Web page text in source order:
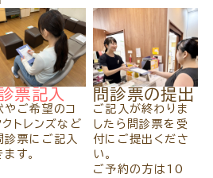
票記入
やご希望のコ
クトレンズなど
診票にご記入
す。
問診票の提出
ご記入が終わりま
したら問診票を受
付にご提出くださ
い。
ご予約の方は10